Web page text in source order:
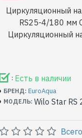
Циркуляционный
RS25-4/180 мм
Циркуляционный
: Есть в наличии
БРЕНД: EuroAqua
МОДЕЛЬ: Wilo Star